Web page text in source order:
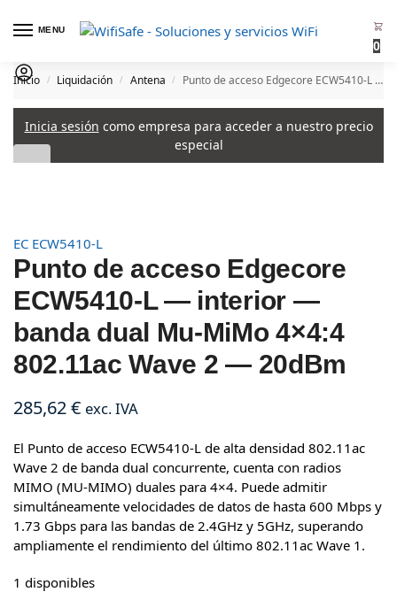
MENU
0
Inicio / Liquidación / Antena / Punto de acceso Edgecore ECW5410-L — interior — banda dual Mu-MiMo 4×4:4 802.11ac Wave 2 — 20dBm
Inicia sesión como empresa para acceder a nuestro precio
especial
EC ECW5410-L
Punto de acceso Edgecore
ECW5410-L — interior —
banda dual Mu-MiMo 4×4:4
802.11ac Wave 2 — 20dBm
285,62€ exc. IVA
El Punto de acceso ECW5410-L de alta densidad 802.11ac
Wave 2 de banda dual concurrente, cuenta con radios
MIMO (MU-MIMO) duales para 4×4. Puede admitir
simultáneamente velocidades de datos de hasta 600 Mbps y
1.73 Gbps para las bandas de 2.4GHz y 5GHz, superando
ampliamente el rendimiento del último 802.11ac Wave 1.
1 disponibles